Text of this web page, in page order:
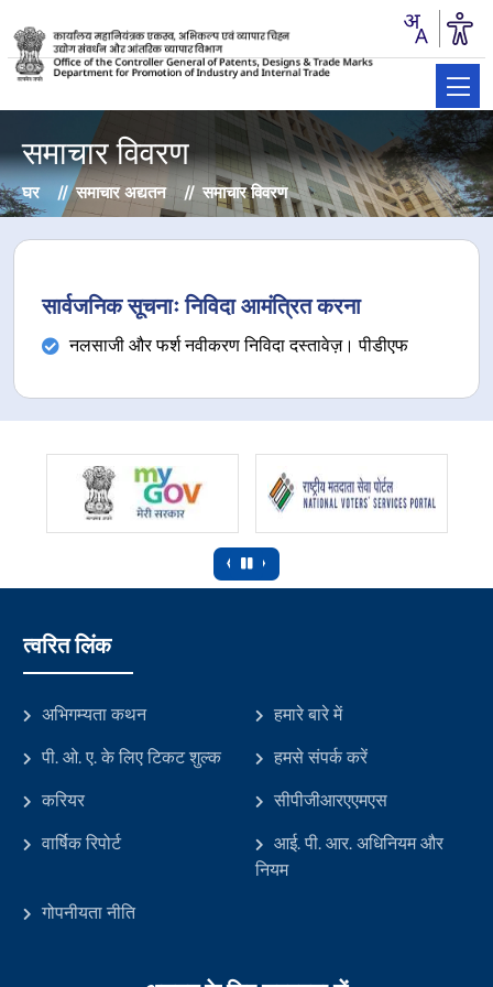
समाचार विवरण
घर समाचार अद्यतन समाचार विवरण
सार्वजनिक सूचनाः निविदा आमंत्रित करना
नलसाजी और फर्श नवीकरण निविदा दस्तावेज़। पीडीएफ
‹ ›
त्वरित लिंक
अभिगम्यता कथन
हमारे बारे में
पी. ओ. ए. के लिए टिकट शुल्क
हमसे संपर्क करें
करियर
सीपीजीआरएएमएस
वार्षिक रिपोर्ट
आई. पी. आर. अधिनियम और
नियम
गोपनीयता नीति